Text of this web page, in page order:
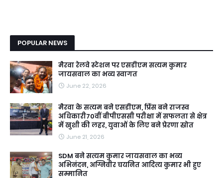
POPULAR NEWS
मैरवा रेलवे स्टेशन पर एसडीएम सत्यम कुमार
जायसवाल का भव्य स्वागत
June 22, 2026
मैरवा के सत्यम बने एसडीएम, प्रिंस बने राजस्व
अधिकारी70वीं बीपीएससी परीक्षा में सफलता से क्षेत्र
में खुशी की लहर, युवाओं के लिए बने प्रेरणा स्रोत
June 21, 2026
SDM बने सत्यम कुमार जायसवाल का भव्य
अभिनंदन, अग्निवीर चयनित आदित्य कुमार भी हुए
सम्मानित